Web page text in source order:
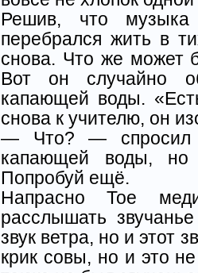
Решив, что
перебрался жить в
снова. Что же может
Вот он случайно
капающей воды.
снова к учителю, он
— Что? — спросил
капающей воды, но
Попробуй ещё.
Напрасно Тое
расслышать
звук ветра, но и этот
крик совы, но и это